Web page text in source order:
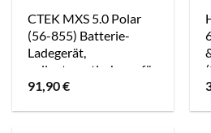
CTEK MXS 5.0 Polar
(56-855) Batterie-
Ladegerät,
vollautomatisch u.a. für
Auto, Boot u.a. 12V 5A
91,90€